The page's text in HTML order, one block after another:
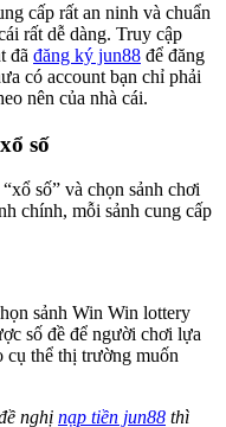
cấp rất an ninh và chuẩn
rất dễ dàng. Truy cập
đã đăng ký jun88 để đăng
có account bạn chỉ phải
nên của nhà cái.
số
số” và chọn sảnh chơi
chính, mỗi sảnh cung cấp
sảnh Win Win lottery
số đề để người chơi lựa
cụ thể thị trường muốn
nghị nạp tiền jun88 thì